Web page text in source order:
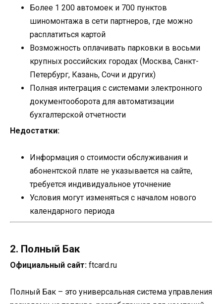
Более 1 200 автомоек и 700 пунктов
шиномонтажа в сети партнеров, где можно
расплатиться картой
Возможность оплачивать парковки в восьми
крупных российских городах (Москва, Санкт-
Петербург, Казань, Сочи и других)
Полная интеграция с системами электронного
документооборота для автоматизации
бухгалтерской отчетности
Недостатки:
Информация о стоимости обслуживания и
абонентской плате не указывается на сайте,
требуется индивидуальное уточнение
Условия могут изменяться с началом нового
календарного периода
2. Полный Бак
Официальный сайт: ftcard.ru
Полный Бак – это универсальная система управления